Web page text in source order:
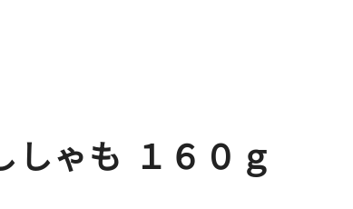
しゃも １６０ｇ